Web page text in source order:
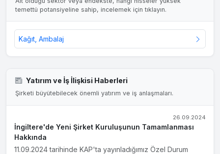
temettü potansiyeline sahip, incelemek için tıklayın.
Kağıt, Ambalaj
Yatırım ve İş İlişkisi Haberleri
Şirketi büyütebilecek önemli yatırım ve iş anlaşmaları.
26.09.2024
İngiltere'de Yeni Şirket Kuruluşunun Tamamlanması
Hakkında
11.09.2024 tarihinde KAP'ta yayınladığımız Özel Durum